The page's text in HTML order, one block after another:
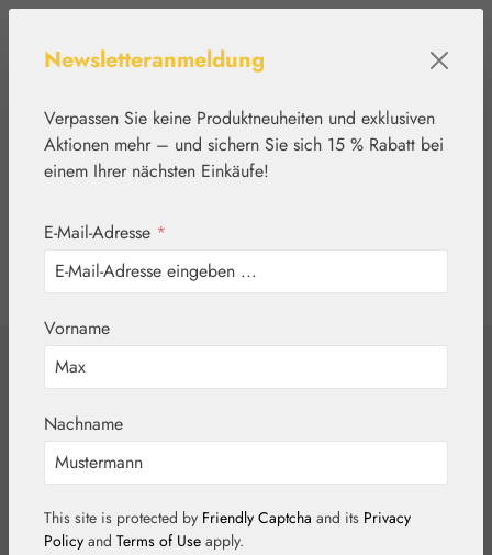
Werkzeugleiste anzeigen
Immun-Fit Kapseln
Newsletteranmeldung
Verpassen Sie keine Produktneuheiten und exklusiven
Aktionen mehr – und sichern Sie sich 15 % Rabatt bei
einem Ihrer nächsten Einkäufe!
E-Mail-Adresse *
Vorname
Nachname
This site is protected by Friendly Captcha and its Privacy
Policy and Terms of Use apply.